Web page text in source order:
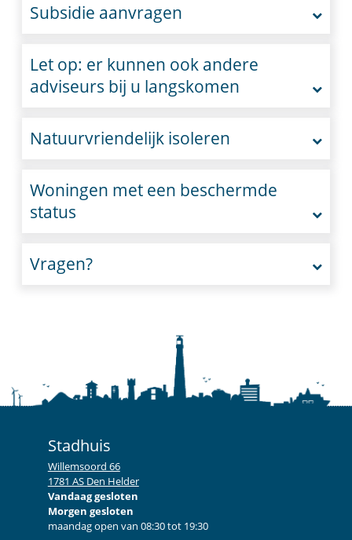
Subsidie aanvragen
Let op: er kunnen ook andere
adviseurs bij u langskomen
Natuurvriendelijk isoleren
Woningen met een beschermde
status
Vragen?
Stadhuis
Willemsoord 66
1781 AS Den Helder
Vandaag gesloten
Morgen gesloten
maandag open van 08:30 tot 19:30